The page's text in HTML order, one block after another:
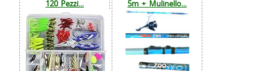
120 Pezzi... 5m + Mulinello...